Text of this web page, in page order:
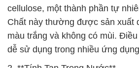
cellulose, một thành phần tự
Chất này thường được sản xuất
màu trắng và không có mùi.
dễ sử dụng trong nhiều ứng